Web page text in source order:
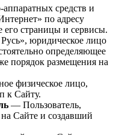
средств и
по адресу
его страницы и сервисы.
юридическое лицо
определяющее
порядок размещения на
физическое лицо,
к Сайту.
— Пользователь,
Сайте и создавший